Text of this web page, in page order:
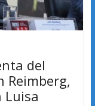
del
Reimberg,